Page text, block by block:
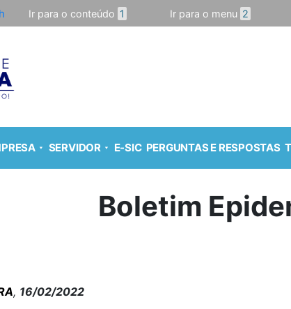
Ir para o conteúdo 1 Ir para o menu 2
SERVIDOR E-SIC PERGUNTAS E RESPOSTAS
Boletim
, 16/02/2022